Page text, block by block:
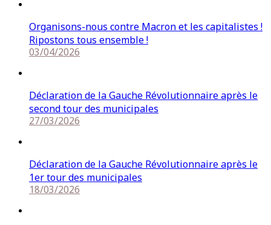
Organisons-nous contre Macron et les capitalistes !
Ripostons tous ensemble !
03/04/2026
Déclaration de la Gauche Révolutionnaire après le
second tour des municipales
27/03/2026
Déclaration de la Gauche Révolutionnaire après le
1er tour des municipales
18/03/2026